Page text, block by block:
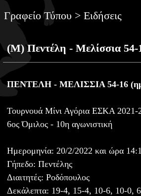
Γραφείο Τύπου > Ειδήσεις
(Μ) Πεντέλη - Μελίσσια 54-
ΠΕΝΤΕΛΗ - ΜΕΛΙΣΣΙΑ 54-16
Τουρνουά Μίνι Αγόρια ΕΣΚΑ 2021-
6ος Όμιλος - 10η αγωνιστική
Ημερομηνία: 20/2/2022 και ώρα
Γήπεδο: Πεντέλης
Διαιτητές: Ροδόπουλος
Δεκάλεπτα: 19-4, 15-4, 10-6, 10-0,